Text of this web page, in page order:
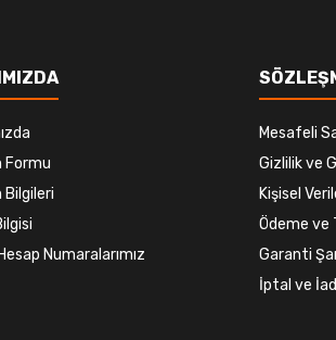
Formu
Numaralarımız
Mesafeli
Gizlilik ve
Kişisel
Ödeme ve
Garanti
İptal ve